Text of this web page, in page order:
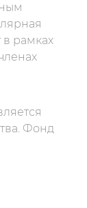
в рамках
Фонд